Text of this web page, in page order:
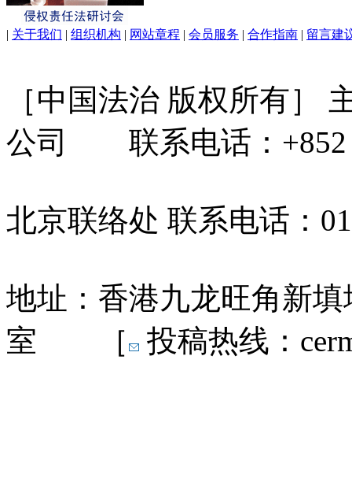
| 关于我们 | 组织机构 | 网站章程 | 会员服务 | 合作指南 | 留言建
［中国法治 版权所有］
公司 联系电话：+852
北京联络处 联系电话：
地址：香港九龙旺角新
室 ［
投稿热线：